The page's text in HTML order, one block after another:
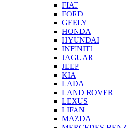
FIAT
FORD
GEELY
HONDA
HYUNDAI
INFINITI
JAGUAR
JEEP
KIA
LADA
LAND ROVER
LEXUS
LIFAN
MAZDA